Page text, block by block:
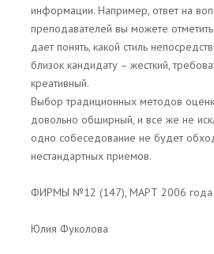
информации. Например, ответ на
преподавателей вы можете
дает понять, какой стиль
близок кандидату – жесткий,
креативный.
Выбор традиционных методов
довольно обширный, и все же не
одно собеседование не будет
нестандартных приемов.
ФИРМЫ №12 (147), МАРТ 2006 года
Юлия Фуколова